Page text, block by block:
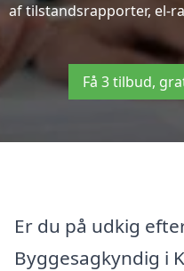
af tilstandsrapporter, el-
Få 3 tilbud,
Er du på udkig
Byggesagkyndig i